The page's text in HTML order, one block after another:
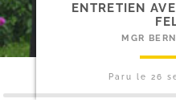
ENTRETIEN
MGR
Paru le 26